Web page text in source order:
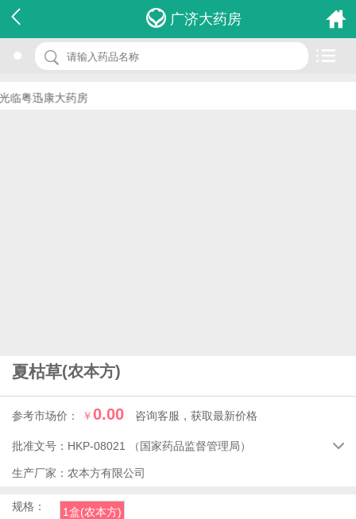
广济大药房
粤迅康大药房
夏枯草(农本方)
参考市场价： ￥0.00 咨询客服，获取最新价格
名 称：夏枯草
品 牌：(农本方)
批准文号： HKP-08021 （国家药品监督管理局） 
生产厂家： 农本方有限公司
规格： 1盒(农本方)